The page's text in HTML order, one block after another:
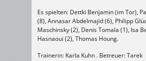
Es spielten: Dettki Benjamin (im Tor),
(8), Annasar Abdelmajid (6), Philipp
Maschinsky (2), Denis Tomala (1), Isa
Hasnaoui (2), Thomas Houng.
Trainerin: Karla Kuhn . Betreuer: Tarek